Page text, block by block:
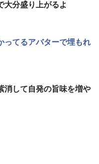
大分盛り上がるよ
ってるアバターで埋もれ
消して自発の旨味を増や